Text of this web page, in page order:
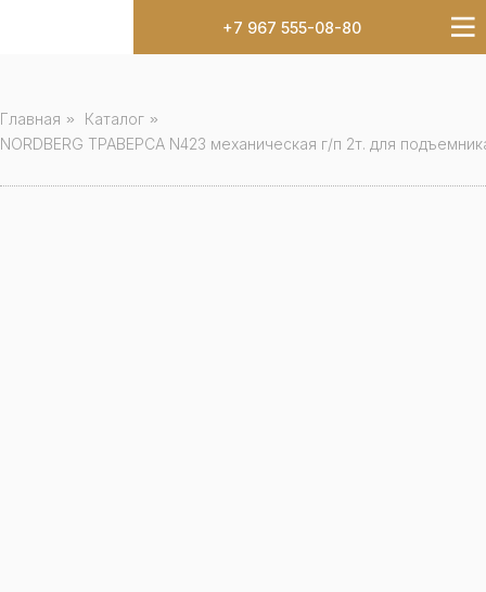
+7 967 555-08-80
Главная » Каталог »
NORDBERG ТРАВЕРСА N423 механическая г/п 2т. для